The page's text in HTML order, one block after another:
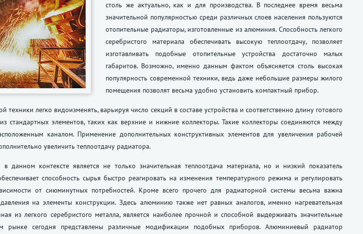
столь же актуально, как и для производства. В последнее время весьма
значительной популярностью среди различных слоев населения пользуются
отопительные радиаторы, изготовленные из алюминия. Способность легкого
серебристого материала обеспечивать высокую теплоотдачу, позволяет
изготавливать подобные отопительные устройства достаточно малых
габаритов. Возможно, именно данным фактом объясняется столь высокая
популярность современной техники, ведь даже небольшие размеры жилого
помещения позволят весьма удобно установить компактный прибор.
техники легко видоизменять, варьируя число секций в составе устройства и соответственно длину готового
стандартных элементов, таких как верхние и нижние коллекторы. Такие коллекторы соединяются между
каналом. Применение дополнительных конструктивных элементов для увеличения рабочей
увеличить теплоотдачу радиатора.
данном контексте является не только значительная теплоотдача материала, но и низкий показатель
способность сырья быстро реагировать на изменения температурного режима и регулировать
от сиюминутных потребностей. Кроме всего прочего для радиаторной системы весьма важна
на элементы конструкции. Здесь алюминию также нет равных аналогов, именно нагревательная
из легкого серебристого металла, является наиболее прочной и способной выдерживать значительные
рынке сегодня представлены различные модификации подобных приборов. Алюминиевый радиатор